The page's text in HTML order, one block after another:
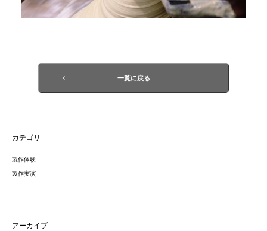
一覧に戻る
カテゴリ
製作体験
製作実演
アーカイブ